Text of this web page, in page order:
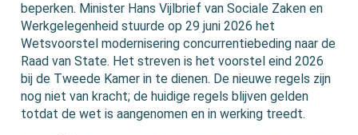
beperken. Minister Hans Vijlbrief van Sociale Zaken en
Werkgelegenheid stuurde op 29 juni 2026 het
Wetsvoorstel modernisering concurrentiebeding naar de
Raad van State. Het streven is het voorstel eind 2026
bij de Tweede Kamer in te dienen. De nieuwe regels zijn
nog niet van kracht; de huidige regels blijven gelden
totdat de wet is aangenomen en in werking treedt.